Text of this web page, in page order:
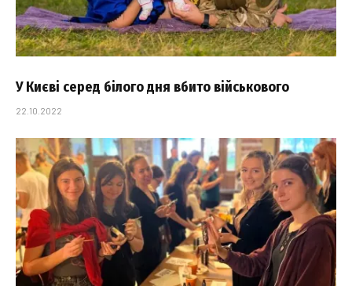
У Києві серед білого дня вбито військового
22.10.2022